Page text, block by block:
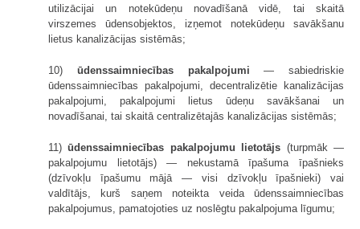
utilizācijai un notekūdeņu novadīšanā vidē, tai skaitā
virszemes ūdensobjektos, izņemot notekūdeņu savākšanu
lietus kanalizācijas sistēmās;
10) ūdenssaimniecības pakalpojumi — sabiedriskie
ūdenssaimniecības pakalpojumi, decentralizētie kanalizācijas
pakalpojumi, pakalpojumi lietus ūdeņu savākšanai un
novadīšanai, tai skaitā centralizētajās kanalizācijas sistēmās;
11)ūdenssaimniecības pakalpojumu lietotājs (turpmāk —
pakalpojumu lietotājs) — nekustamā īpašuma īpašnieks
(dzīvokļu īpašumu mājā — visi dzīvokļu īpašnieki) vai
valdītājs, kurš saņem noteikta veida ūdenssaimniecības
pakalpojumus, pamatojoties uz noslēgtu pakalpojuma līgumu;